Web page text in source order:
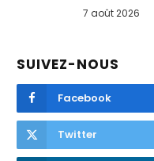
7 août 2026
SUIVEZ-NOUS
Facebook
Twitter